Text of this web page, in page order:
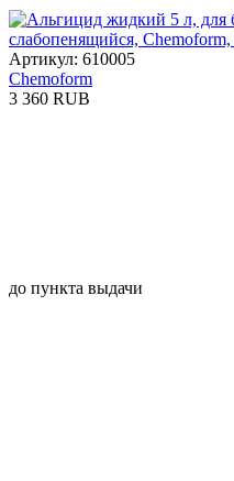
Артикул: 610005
Chemoform
3 360 RUB
до пункта выдачи